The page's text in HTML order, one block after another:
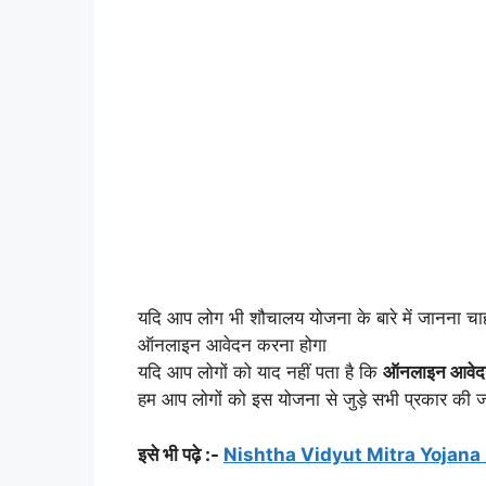
यदि आप लोग भी शौचालय योजना के बारे में जानना
ऑनलाइन आवेदन करना होगा
यदि आप लोगों को याद नहीं पता है कि ऑनलाइन
हम आप लोगों को इस योजना से जुड़े सभी प्रकार की
इसे भी पढ़े :- Nishtha Vidyut Mitra Yojana